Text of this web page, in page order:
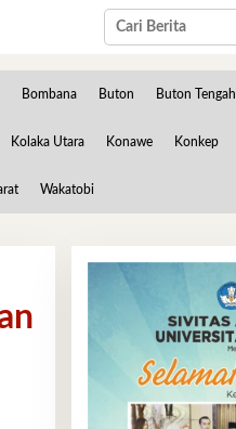
Bombana Buton Buton Tengah
Kolaka Utara Konawe Konkep
Wakatobi